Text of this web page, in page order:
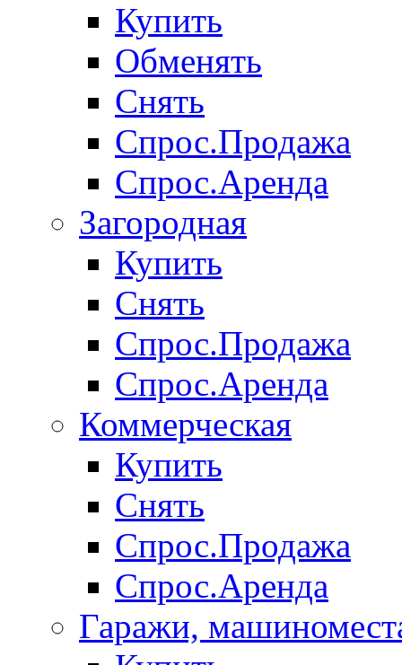
Купить
Обменять
Снять
Спрос.Продажа
Спрос.Аренда
Загородная
Купить
Снять
Спрос.Продажа
Спрос.Аренда
Коммерческая
Купить
Снять
Спрос.Продажа
Спрос.Аренда
Гаражи,